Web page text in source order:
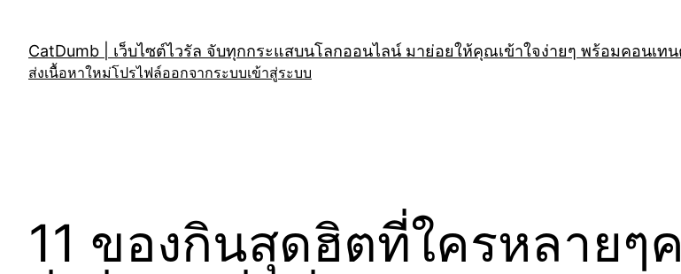
content
CatDumb | เว็บไซต์ไวรัล จับทุกกระแสบนโลกออนไลน์ มาย่อยให้คุณเข้าใจง่ายๆ พร้อมคอนเทน
ส่งเนื้อหาใหม่โปรไฟล์ออกจากระบบเข้าสู่ระบบ
11 ของกินสุดฮิตที่ใครหลาย